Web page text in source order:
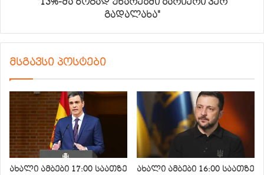
გადალახა"
მსგავსი პოსტები
ახალი ამბები 17:00 საათზე ახალი ამბები 16:00 საათზე